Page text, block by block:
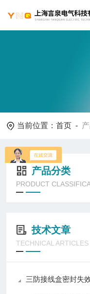
当前位置：首页 -
产品分类
PRODUCT
技术文章
TECHNICAL ARTICLES
三防接线盒密封失